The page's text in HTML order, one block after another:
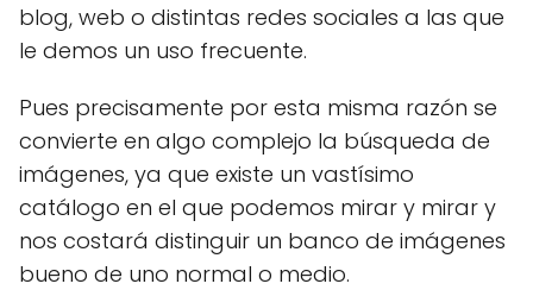
blog, web o distintas redes sociales a las que
le demos un uso frecuente.
Pues precisamente por esta misma razón se
convierte en algo complejo la búsqueda de
imágenes, ya que existe un vastísimo
catálogo en el que podemos mirar y mirar y
nos costará distinguir un banco de imágenes
bueno de uno normal o medio.